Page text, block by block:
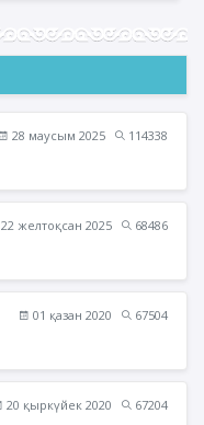
28 маусым 2025
114338
22 желтоқсан 2025
68486
01 қазан 2020
67504
20 қыркүйек 2020
67204